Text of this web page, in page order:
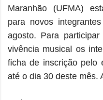
Maranhão (UFMA)
para novos
agosto. Para
vivência musical os
ficha de inscrição pelo
até o dia 30 deste mês.